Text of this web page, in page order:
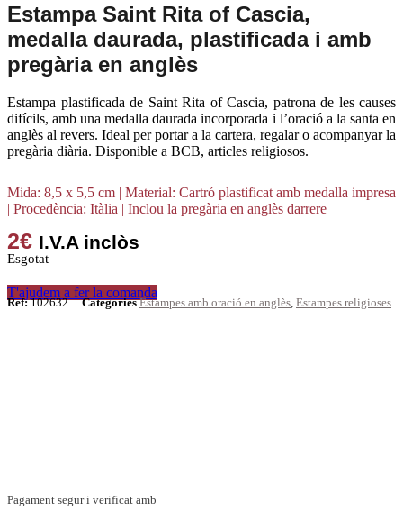
Estampa Saint Rita of Cascia,
medalla daurada, plastificada i amb
pregària en anglès
Estampa plastificada de Saint Rita of Cascia, patrona de les causes
difícils, amb una medalla daurada incorporada i l’oració a la santa en
anglès al revers. Ideal per portar a la cartera, regalar o acompanyar la
pregària diària. Disponible a BCB, articles religiosos.
Mida: 8,5 x 5,5 cm | Material: Cartró plastificat amb medalla impresa
| Procedència: Itàlia | Inclou la pregària en anglès darrere
2€ I.V.A inclòs
Esgotat
T'ajudem a fer la comanda
Ref:102632 Categories Estampes amb oració en anglès Estampes religioses
Pagament segur i verificat amb